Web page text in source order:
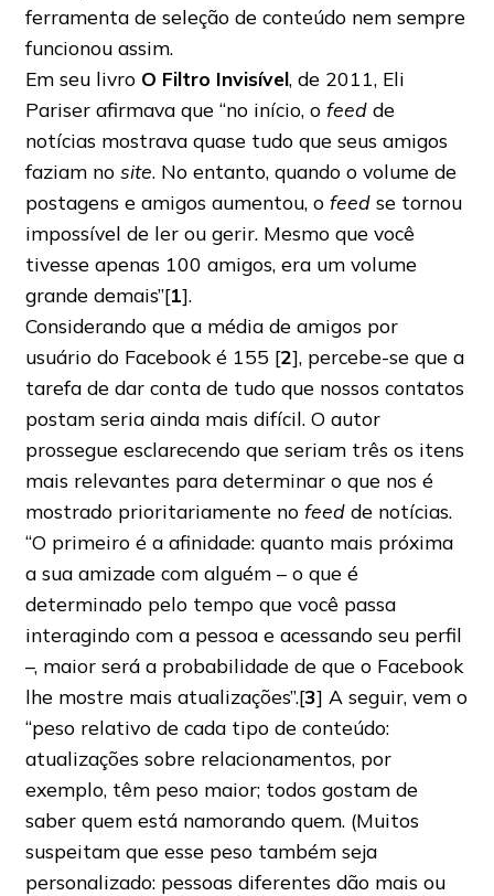
ferramenta de seleção de conteúdo nem sempre
funcionou assim.
Em seu livroO Filtro Invisível, de 2011, Eli
Pariser afirmava que “no início, o feedde
notícias mostrava quase tudo que seus amigos
faziam no site. No entanto, quando o volume de
postagens e amigos aumentou, o feedse tornou
impossível de ler ou gerir. Mesmo que você
tivesse apenas 100 amigos, era um volume
grande demais”[1].
Considerando que a média de amigos por
usuário do Facebook é 155 [2], percebe-se que a
tarefa de dar conta de tudo que nossos contatos
postam seria ainda mais difícil. O autor
prossegue esclarecendo que seriam três os itens
mais relevantes para determinar o que nos é
mostrado prioritariamente no feedde notícias.
“O primeiro é a afinidade: quanto mais próxima
a sua amizade com alguém – o que é
determinado pelo tempo que você passa
interagindo com a pessoa e acessando seu perfil
–, maior será a probabilidade de que o Facebook
lhe mostre mais atualizações”.[3] A seguir, vem o
“peso relativo de cada tipo de conteúdo:
atualizações sobre relacionamentos, por
exemplo, têm peso maior; todos gostam de
saber quem está namorando quem. (Muitos
suspeitam que esse peso também seja
personalizado: pessoas diferentes dão mais ou